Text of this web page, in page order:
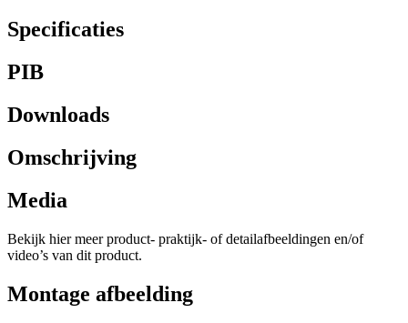
Specificaties
PIB
Downloads
Omschrijving
Media
Bekijk hier meer product- praktijk- of detailafbeeldingen en/of
video’s van dit product.
Montage afbeelding